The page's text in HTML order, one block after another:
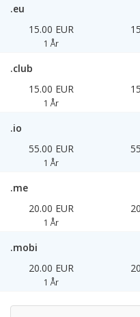
.eu
15.00 EUR
1 År
.club
15.00 EUR
1 År
.io
55.00 EUR
1 År
.me
20.00 EUR
1 År
.mobi
20.00 EUR
1 År